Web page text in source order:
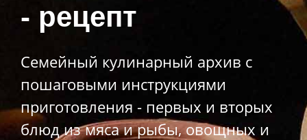
- рецепт
Семейный кулинарный архив с
пошаговыми инструкциями
приготовления - первых и вторых
блюд из мяса и рыбы, овощных и